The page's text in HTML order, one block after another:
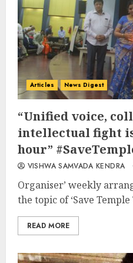
Articles News Digest
“Unified voice,
intellectual fight
hour”
VISHWA SAMVADA KENDRA
Organiser’ weekly
the topic of ‘Save
READ MORE